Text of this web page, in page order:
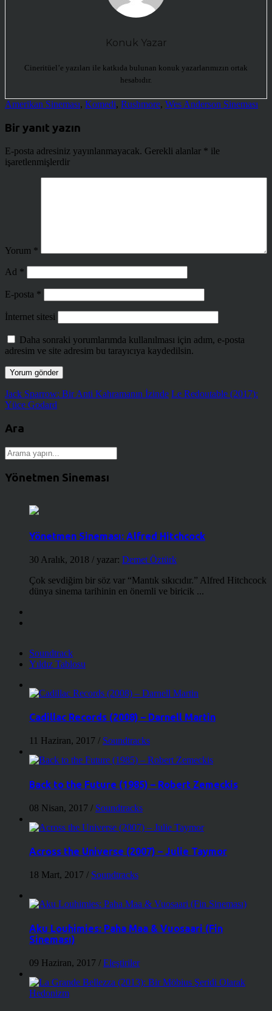
Konuk Yazar
Cineritüel’e yazıları ile katkıda bulunan konuk yazarlarımızın ortak
hesabıdır.
Amerikan Sineması, Komedi, Rushmore, Wes Anderson Sineması
Bir yanıt yazın
E-posta adresiniz yayınlanmayacak. Gerekli alanlar * ile
işaretlenmişlerdir
Yorum *
Ad *
E-posta *
İnternet sitesi
Daha sonraki yorumlarımda kullanılması için adım, e-posta
adresim ve site adresim bu tarayıcıya kaydedilsin.
Jack Sparrow: Bir Anti Kahramanın İzinde Le Redoutable (2017):
Yüce Godard
Ara
Yönetmen Sineması
Yönetmen Sineması: Alfred Hitchcock
30 Aralık, 2018 / yazar: Demet Öztürk
Çok sevdiğim bir söz var “Mantık sıkıcıdır.” Alfred Hitchcock
dünya sinema tarihinin en önemli ve biricik ...
Soundtrack
Yıldız Tablosu
Cadillac Records (2008) – Darnell Martin
11 Haziran, 2017 / Soundtracks
Back to the Future (1985) – Robert Zemeckis
08 Nisan, 2017 / Soundtracks
Across the Universe (2007) – Julie Taymor
18 Mart, 2017 / Soundtracks
Aku Louhimies: Paha Maa & Vuosaari (Fin
Sineması)
09 Haziran, 2017 / Eleştiriler